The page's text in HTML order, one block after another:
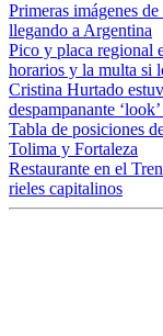
Primeras imágenes
llegando a Argentina
Pico y placa regional
horarios y la multa si
Cristina Hurtado
despampanante
Tabla de posiciones
Tolima y Fortaleza
Restaurante en el
rieles capitalinos